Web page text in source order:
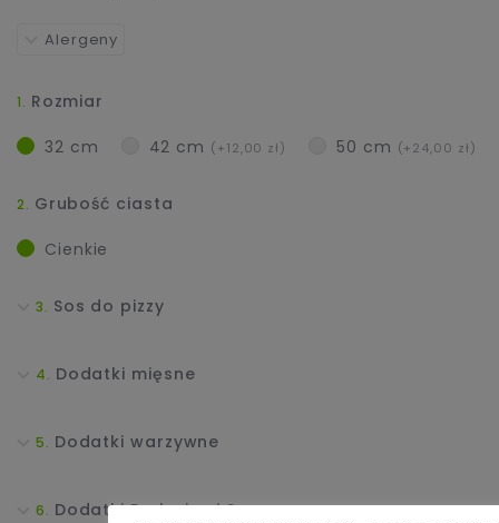
Alergeny
Rozmiar
32 cm 42 cm (+12,00 zł) 50 cm (+24,00 zł)
Grubość ciasta
Cienkie
Sos do pizzy
Dodatki mięsne
Dodatki warzywne
Dodatki Exclusive i Sery